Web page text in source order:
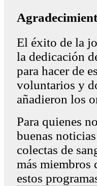
El éxito de la
la dedicación
para hacer de
voluntarios y
añadieron los
Para quienes
buenas
colectas de
más miembros
estos